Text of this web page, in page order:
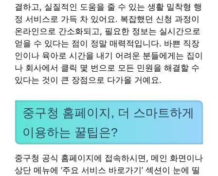
결하고, 실질적인 도움을 줄 수 있는 생활 밀착형 행
정 서비스로 가득 차 있어요. 복잡했던 신청 과정이
온라인으로 간소화되고, 필요한 정보는 실시간으로
얻을 수 있다는 점이 정말 매력적입니다. 바쁜 직장
인이나 육아로 시간을 내기 어려운 분들에게는 집이
나 회사에서 클릭 몇 번으로 모든 민원을 해결할 수
있다는 것이 큰 장점으로 다가올 거예요.
중구청 홈페이지, 더 스마트하게
이용하는 꿀팁은?
중구청 공식 홈페이지에 접속하시면, 메인 화면이나
상단 메뉴에 ‘주요 서비스 바로가기’ 섹션이 눈에 띨